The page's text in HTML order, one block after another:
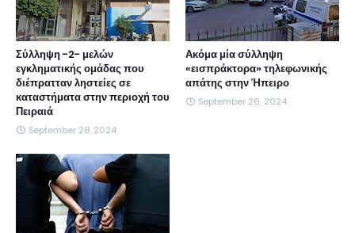
Σύλληψη -2- μελών
εγκληματικής ομάδας που
διέπρατταν ληστείες σε
καταστήματα στην περιοχή του
Πειραιά
September 28, 2024
Ακόμα μία σύλληψη
«εισπράκτορα» τηλεφωνικής
απάτης στην Ήπειρο
September 26, 2024